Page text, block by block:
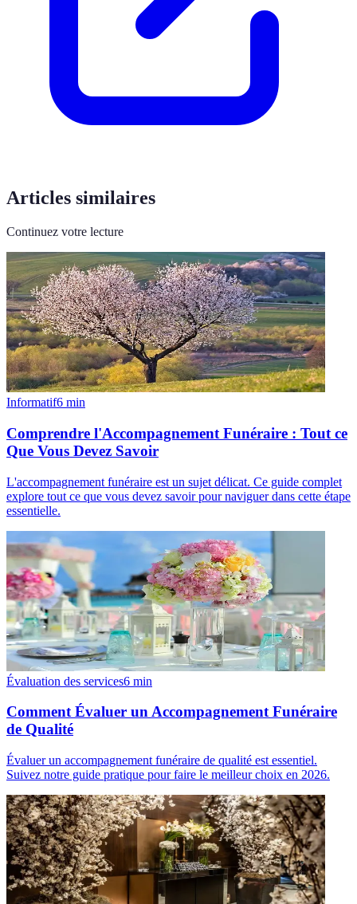
Articles similaires
Continuez votre lecture
Informatif6 min
Comprendre l'Accompagnement Funéraire : Tout ce
Que Vous Devez Savoir
L'accompagnement funéraire est un sujet délicat. Ce guide complet
explore tout ce que vous devez savoir pour naviguer dans cette étape
essentielle.
Évaluation des services6 min
Comment Évaluer un Accompagnement Funéraire
de Qualité
Évaluer un accompagnement funéraire de qualité est essentiel.
Suivez notre guide pratique pour faire le meilleur choix en 2026.